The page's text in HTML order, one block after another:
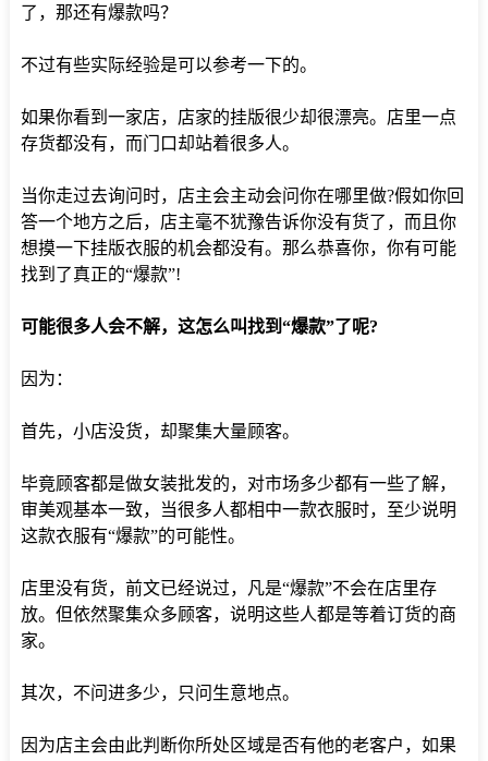
了，那还有爆款吗？
不过有些实际经验是可以参考一下的。
如果你看到一家店，店家的挂版很少却很漂亮。店里一点
存货都没有，而门口却站着很多人。
当你走过去询问时，店主会主动会问你在哪里做?假如你回
答一个地方之后，店主毫不犹豫告诉你没有货了，而且你
想摸一下挂版衣服的机会都没有。那么恭喜你，你有可能
找到了真正的“爆款”!
可能很多人会不解，这怎么叫找到“爆款”了呢?
因为：
首先，小店没货，却聚集大量顾客。
毕竟顾客都是做女装批发的，对市场多少都有一些了解，
审美观基本一致，当很多人都相中一款衣服时，至少说明
这款衣服有“爆款”的可能性。
店里没有货，前文已经说过，凡是“爆款”不会在店里存
放。但依然聚集众多顾客，说明这些人都是等着订货的商
家。
其次，不问进多少，只问生意地点。
因为店主会由此判断你所处区域是否有他的老客户，如果